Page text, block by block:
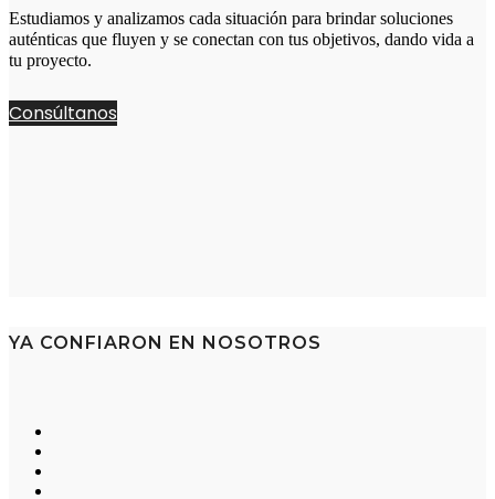
Estudiamos y analizamos cada situación para brindar soluciones
auténticas que fluyen y se conectan con tus objetivos, dando vida a
tu proyecto.
Consúltanos
YA CONFIARON EN NOSOTROS